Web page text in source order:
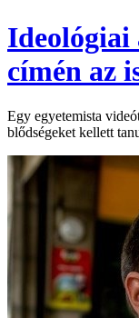
Ideológiai
címén az
Egy egyetemista
blődségeket kellett